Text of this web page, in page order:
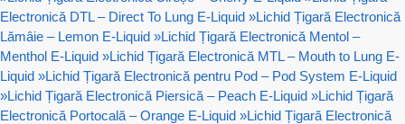
Electronică DTL – Direct To Lung E-Liquid »Lichid Țigară Electronică
Lămâie – Lemon E-Liquid »Lichid Țigară Electronică Mentol –
Menthol E-Liquid »Lichid Țigară Electronică MTL – Mouth to Lung E-
Liquid »Lichid Țigară Electronică pentru Pod – Pod System E-Liquid
»Lichid Țigară Electronică Piersică – Peach E-Liquid »Lichid Țigară
Electronică Portocală – Orange E-Liquid »Lichid Țigară Electronică